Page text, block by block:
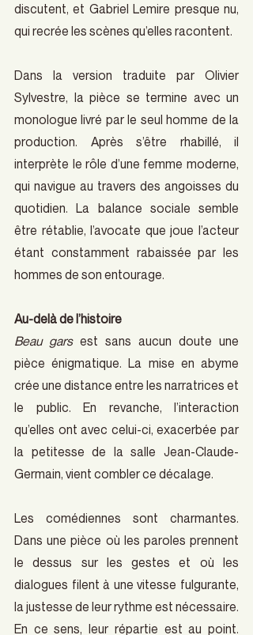
discutent, et Gabriel Lemire presque nu,
qui recrée les scènes qu’elles racontent.
Dans la version traduite par Olivier
Sylvestre, la pièce se termine avec un
monologue livré par le seul homme de la
production. Après s’être rhabillé, il
interprète le rôle d’une femme moderne,
qui navigue au travers des angoisses du
quotidien. La balance sociale semble
être rétablie, l’avocate que joue l’acteur
étant constamment rabaissée par les
hommes de son entourage.
Au-delà de l’histoire
Beau gars est sans aucun doute une
pièce énigmatique. La mise en abyme
crée une distance entre les narratrices et
le public. En revanche, l’interaction
qu’elles ont avec celui-ci, exacerbée par
la petitesse de la salle Jean-Claude-
Germain, vient combler ce décalage.
Les comédiennes sont charmantes.
Dans une pièce où les paroles prennent
le dessus sur les gestes et où les
dialogues filent à une vitesse fulgurante,
la justesse de leur rythme est nécessaire.
En ce sens, leur répartie est au point.